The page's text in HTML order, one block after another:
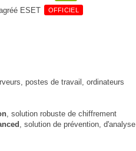
ESET OFFICIEL
postes de travail, ordinateurs
, solution robuste de chiffrement
, solution de prévention, d'analyse